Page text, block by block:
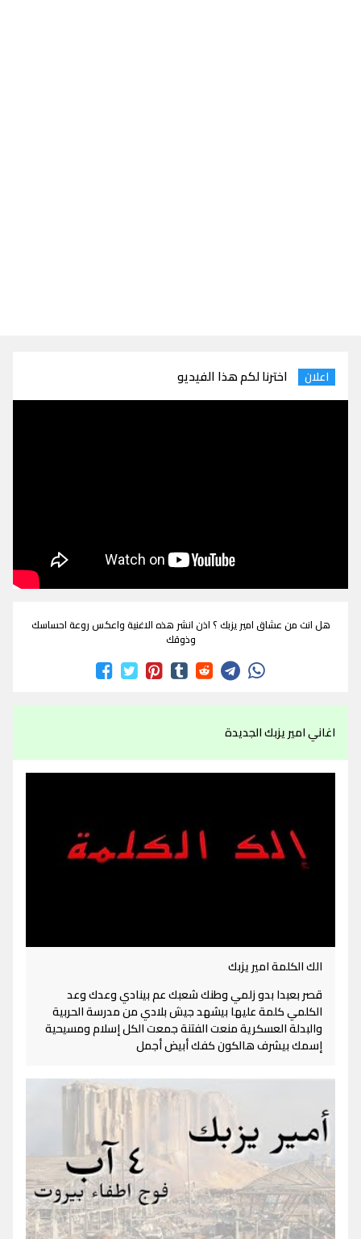
اعلان اخترنا لكم هذا الفيديو
هل انت من عشاق امير يزبك ؟ اذن انشر هذه الاغنية واعكس روعة احساسك
وذوقك
اغاني امير يزبك الجديدة
الك الكلمة امير يزبك
قصر بعبدا بدو زلمي وطنك شعبك عم بينادي وعدك وعد
الكلمي كلمة عليها بيشهد جيش بلادي من مدرسة الحربية
والبدلة العسكرية منعت الفتنة جمعت الكل إسلام ومسيحية
إسمك بيشرف هالكون كفك أبيض أجمل